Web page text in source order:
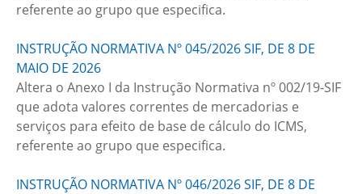
referente ao grupo que especifica.
INSTRUÇÃO NORMATIVA Nº 045/2026 SIF, DE 8 DE
MAIO DE 2026
Altera o Anexo I da Instrução Normativa nº 002/19-SIF
que adota valores correntes de mercadorias e
serviços para efeito de base de cálculo do ICMS,
referente ao grupo que especifica.
INSTRUÇÃO NORMATIVA Nº 046/2026 SIF, DE 8 DE